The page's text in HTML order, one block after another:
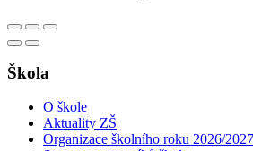
Škola
O škole
Aktuality ZŠ
Organizace školního roku 2026/2027